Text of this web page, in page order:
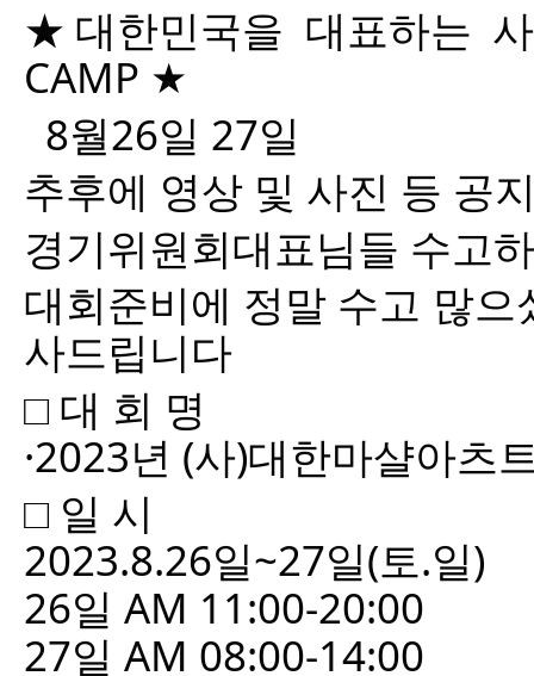
★대한민국을 대표하는
CAMP ★
8월26일 27일
추후에 영상 및 사진 등 공
경기위원회대표님들 수고
대회준비에 정말 수고 많
사드립니다
□ 대 회 명
·2023년 (사)대한마샬아츠
□ 일 시
2023.8.26일~27일(토.일)
26일 AM 11:00-20:00
27일 AM 08:00-14:00